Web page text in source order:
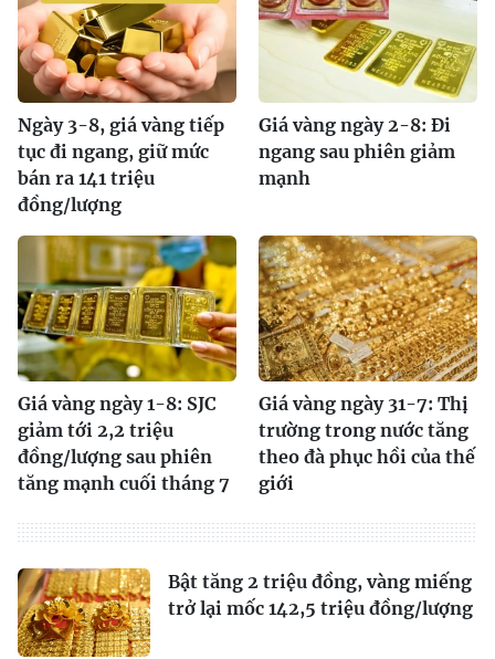
Ngày 3-8, giá vàng tiếp
tục đi ngang, giữ mức
bán ra 141 triệu
đồng/lượng
Giá vàng ngày 2-8: Đi
ngang sau phiên giảm
mạnh
Giá vàng ngày 1-8: SJC
giảm tới 2,2 triệu
đồng/lượng sau phiên
tăng mạnh cuối tháng 7
Giá vàng ngày 31-7: Thị
trường trong nước tăng
theo đà phục hồi của thế
giới
Bật tăng 2 triệu đồng, vàng miếng
trở lại mốc 142,5 triệu đồng/lượng